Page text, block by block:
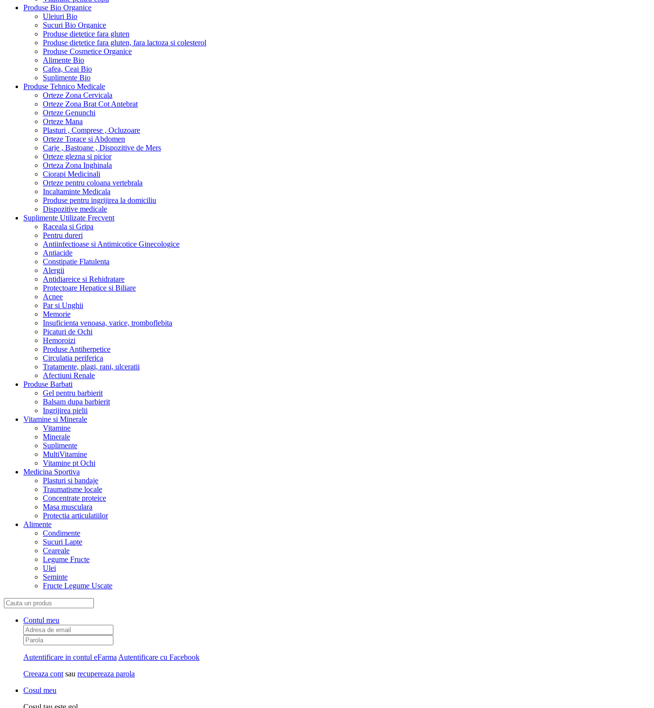
Produse Bio Organice
Uleiuri Bio
Sucuri Bio Organice
Produse dietetice fara gluten
Produse dietetice fara gluten, fara lactoza si colesterol
Produse Cosmetice Organice
Alimente Bio
Cafea, Ceai Bio
Suplimente Bio
Produse Tehnico Medicale
Orteze Zona Cervicala
Orteze Zona Brat Cot Antebrat
Orteze Genunchi
Orteze Mana
Plasturi , Comprese , Ocluzoare
Orteze Torace si Abdomen
Carje , Bastoane , Dispozitive de Mers
Orteze glezna si picior
Orteza Zona Inghinala
Ciorapi Medicinali
Orteze pentru coloana vertebrala
Incaltaminte Medicala
Produse pentru ingrijirea la domiciliu
Dispozitive medicale
Suplimente Utilizate Frecvent
Raceala si Gripa
Pentru dureri
Antiinfectioase si Antimicotice Ginecologice
Antiacide
Constipatie Flatulenta
Alergii
Antidiareice si Rehidratare
Protectoare Hepatice si Biliare
Acnee
Par si Unghii
Memorie
Insuficienta venoasa, varice, tromboflebita
Picaturi de Ochi
Hemoroizi
Produse Antiherpetice
Circulatia periferica
Tratamente, plagi, rani, ulceratii
Afectiuni Renale
Produse Barbati
Gel pentru barbierit
Balsam dupa barbierit
Ingrijirea pielii
Vitamine si Minerale
Vitamine
Minerale
Suplimente
MultiVitamine
Vitamine pt Ochi
Medicina Sportiva
Plasturi si bandaje
Traumatisme locale
Concentrate proteice
Masa musculara
Protectia articulatiilor
Alimente
Condimente
Sucuri Lapte
Ceareale
Legume Fructe
Ulei
Seminte
Fructe Legume Uscate
Contul meu
Autentificare in contul eFarma Autentificare cu Facebook
Creeaza cont sau recupereaza parola
Cosul meu